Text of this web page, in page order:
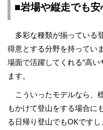
■岩場や縦走でも
多彩な種類が揃っている
得意とする分野を持ってい
場面で活躍してくれる“高
ます。
こういったモデルなら、
もかけて登山をする場合に
る日帰り登山でもOKです